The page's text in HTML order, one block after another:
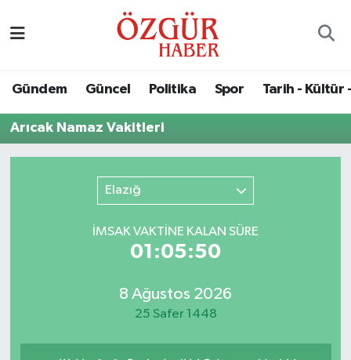
Gündem Güncel Politika Spor Tarih - Kültür
Arıcak Namaz Vakitleri
Elazığ
İMSAK VAKTİNE KALAN SÜRE
01:05:50
8 Ağustos 2026
25 Safer 1448
Ekonomi
Nöbetçi Eczaneler
Trafik Durumu
Tüm Manşetler
Son Dakika Haberleri